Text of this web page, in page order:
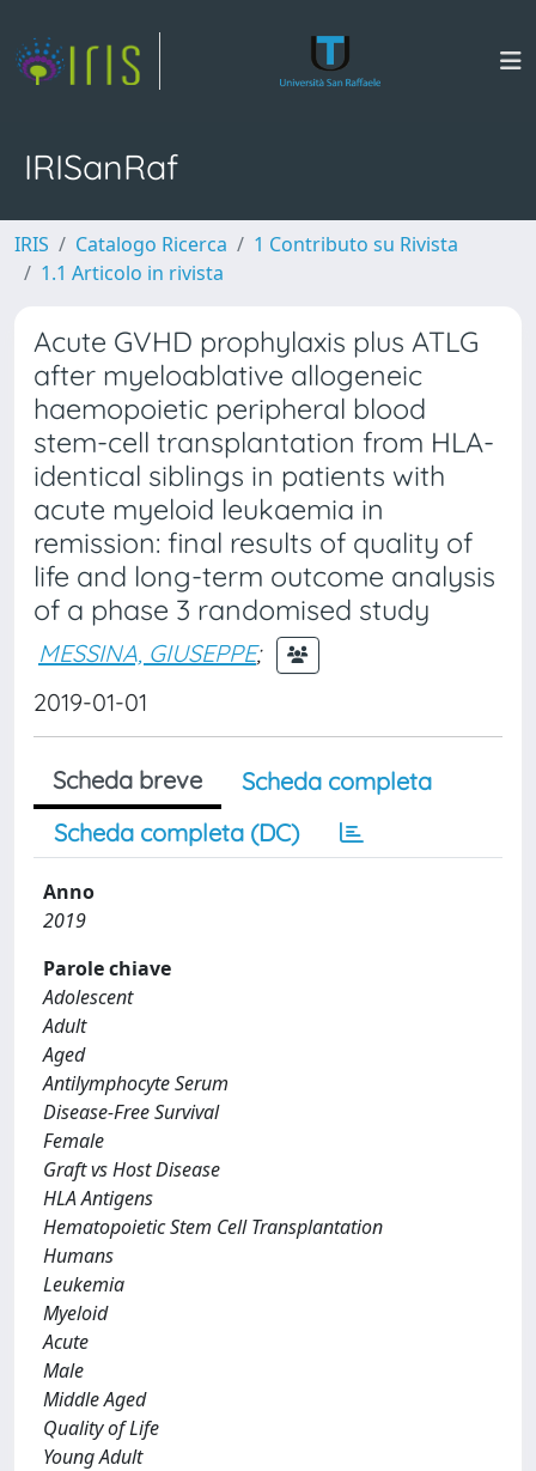
IRISanRaf
IRIS Catalogo Ricerca
1 Contributo su Rivista
1.1 Articolo in rivista
Acute GVHD prophylaxis plus ATLG
after myeloablative allogeneic
haemopoietic peripheral blood
stem-cell transplantation from HLA-
identical siblings in patients with
acute myeloid leukaemia in
remission: final results of quality of
life and long-term outcome analysis
of a phase 3 randomised study
MESSINA, GIUSEPPE;
2019-01-01
Scheda breve
Scheda completa
Scheda completa (DC)
Anno
2019
Parole chiave
Adolescent
Adult
Aged
Antilymphocyte Serum
Disease-Free Survival
Female
Graft vs Host Disease
HLA Antigens
Hematopoietic Stem Cell Transplantation
Humans
Leukemia
Myeloid
Acute
Male
Middle Aged
Quality of Life
Young Adult